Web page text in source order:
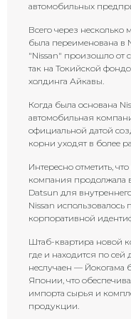
автомобильных
Всего через несколько
была переименована в
"Nissan" произошло
так на Токийской
холдинга Айкавы.
Когда была основана
автомобильная
официальной датой
корни уходят в более
Интересно отметить,
компания продолжала
Datsun для
Nissan
корпоративной
Штаб-квартира новой
где и находится по сей
неслучаен —
Японии, что
импорта сырья и
продукции.